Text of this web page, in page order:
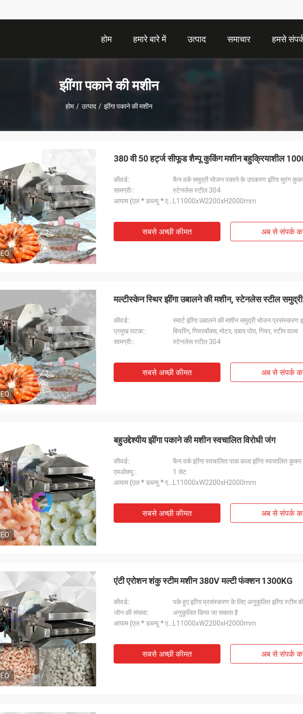
होम हमारे बारे में उत्पाद समाचार हमसे
झींगा पकाने की मशीन
होम / उत्पाद / झींगा पकाने की मशीन
380 वी 50 हर्ट्ज सीफूड शैम्पू कुकिंग मशीन बहुक्रियाशील
कीवर्ड:
फैन वर्क समुद्री भोजन पकाने के उपकरण झींगा सुरंग
सामग्रीः:
स्टेनलेस स्टील 304
आयाम (एल * डब्ल्यू * एच):: L11000xW2200xH2000mm
सबसे अच्छी कीमत अब से संपर्क
मल्टीस्केन स्थिर झींगा उबालने की मशीन, स्टेनलेस स्टील
कीवर्ड:
स्मार्ट झींगा उबालने की मशीन समुद्री भोजन
प्रमुख घटक::
बियरिंग, गियरबॉक्स, मोटर, दबाव पोत, गियर, स्टीम वाल्व
सामग्रीः:
स्टेनलेस स्टील 304
सबसे अच्छी कीमत अब से संपर्क
बहुउद्देश्यीय झींगा पकाने की मशीन स्वचालित विरोधी जंग
कीवर्ड:
फैन वर्क झींगा स्वचालित पाक कला झींगा स्वचालित
एमओक्यू::
1 सेट
आयाम (एल * डब्ल्यू * एच):: L11000xW2200xH2000mm
सबसे अच्छी कीमत अब से संपर्क
एंटी एरोशन शंकु स्टीम मशीन 380V मल्टी फंक्शन 1300KG
कीवर्ड:
पके हुए झींगा प्रसंस्करण के लिए अनुकूलित झींगा स्टीम
जोन की संख्या:
अनुकूलित किया जा सकता है
आयाम (एल * डब्ल्यू * एच):: L11000xW2200xH2000mm
सबसे अच्छी कीमत अब से संपर्क